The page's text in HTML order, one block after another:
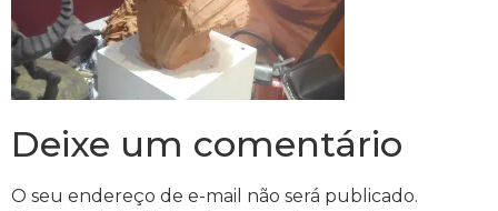
Deixe um comentário
O seu endereço de e-mail não será publicado.